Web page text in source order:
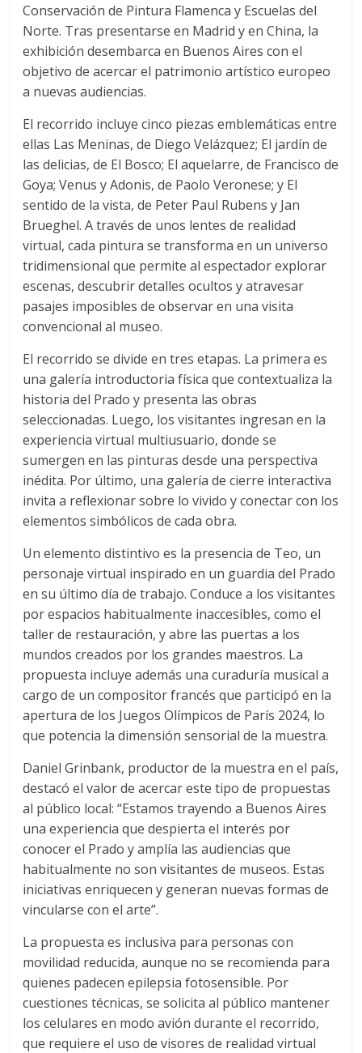
Conservación de Pintura Flamenca y Escuelas del
Norte. Tras presentarse en Madrid y en China, la
exhibición desembarca en Buenos Aires con el
objetivo de acercar el patrimonio artístico europeo
a nuevas audiencias.
El recorrido incluye cinco piezas emblemáticas entre
ellas Las Meninas, de Diego Velázquez; El jardín de
las delicias, de El Bosco; El aquelarre, de Francisco de
Goya; Venus y Adonis, de Paolo Veronese; y El
sentido de la vista, de Peter Paul Rubens y Jan
Brueghel. A través de unos lentes de realidad
virtual, cada pintura se transforma en un universo
tridimensional que permite al espectador explorar
escenas, descubrir detalles ocultos y atravesar
pasajes imposibles de observar en una visita
convencional al museo.
El recorrido se divide en tres etapas. La primera es
una galería introductoria física que contextualiza la
historia del Prado y presenta las obras
seleccionadas. Luego, los visitantes ingresan en la
experiencia virtual multiusuario, donde se
sumergen en las pinturas desde una perspectiva
inédita. Por último, una galería de cierre interactiva
invita a reflexionar sobre lo vivido y conectar con los
elementos simbólicos de cada obra.
Un elemento distintivo es la presencia de Teo, un
personaje virtual inspirado en un guardia del Prado
en su último día de trabajo. Conduce a los visitantes
por espacios habitualmente inaccesibles, como el
taller de restauración, y abre las puertas a los
mundos creados por los grandes maestros. La
propuesta incluye además una curaduría musical a
cargo de un compositor francés que participó en la
apertura de los Juegos Olímpicos de París 2024, lo
que potencia la dimensión sensorial de la muestra.
Daniel Grinbank, productor de la muestra en el país,
destacó el valor de acercar este tipo de propuestas
al público local: “Estamos trayendo a Buenos Aires
una experiencia que despierta el interés por
conocer el Prado y amplía las audiencias que
habitualmente no son visitantes de museos. Estas
iniciativas enriquecen y generan nuevas formas de
vincularse con el arte”.
La propuesta es inclusiva para personas con
movilidad reducida, aunque no se recomienda para
quienes padecen epilepsia fotosensible. Por
cuestiones técnicas, se solicita al público mantener
los celulares en modo avión durante el recorrido,
que requiere el uso de visores de realidad virtual